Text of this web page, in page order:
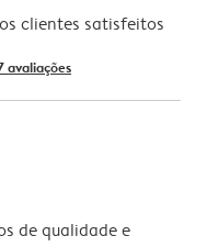
clientes satisfeitos
avaliações
de qualidade e